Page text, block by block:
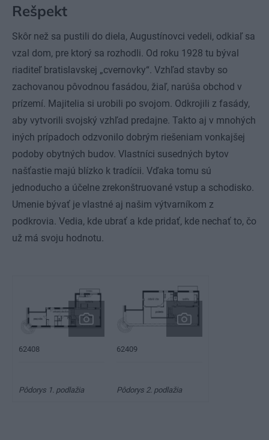
Rešpekt
Skôr než sa pustili do diela, Augustínovci vedeli, odkiaľ sa
vzal dom, pre ktorý sa rozhodli. Od roku 1928 tu býval
riaditeľ bratislavskej „cvernovky“. Vzhľad stavby so
zachovanou pôvodnou fasádou, žiaľ, narúša obchod v
prízemí. Majitelia si urobili po svojom. Odkrojili z fasády,
aby vytvorili svojský vzhľad predajne. Takto aj v mnohých
iných prípadoch odzvonilo dobrým riešeniam vonkajšej
podoby obytných budov. Vlastníci susedných bytov
našťastie majú blízko k tradícii. Vďaka tomu sú
jednoducho a účelne zrekonštruované vstup a schodisko.
Umenie bývať je vlastné aj našim výtvarníkom z
podkrovia. Vedia, kde ubrať a kde pridať, kde nechať to, čo
už má svoju hodnotu.
62408 62409
Pôdorys 1. podlažia Pôdorys 2. podlažia